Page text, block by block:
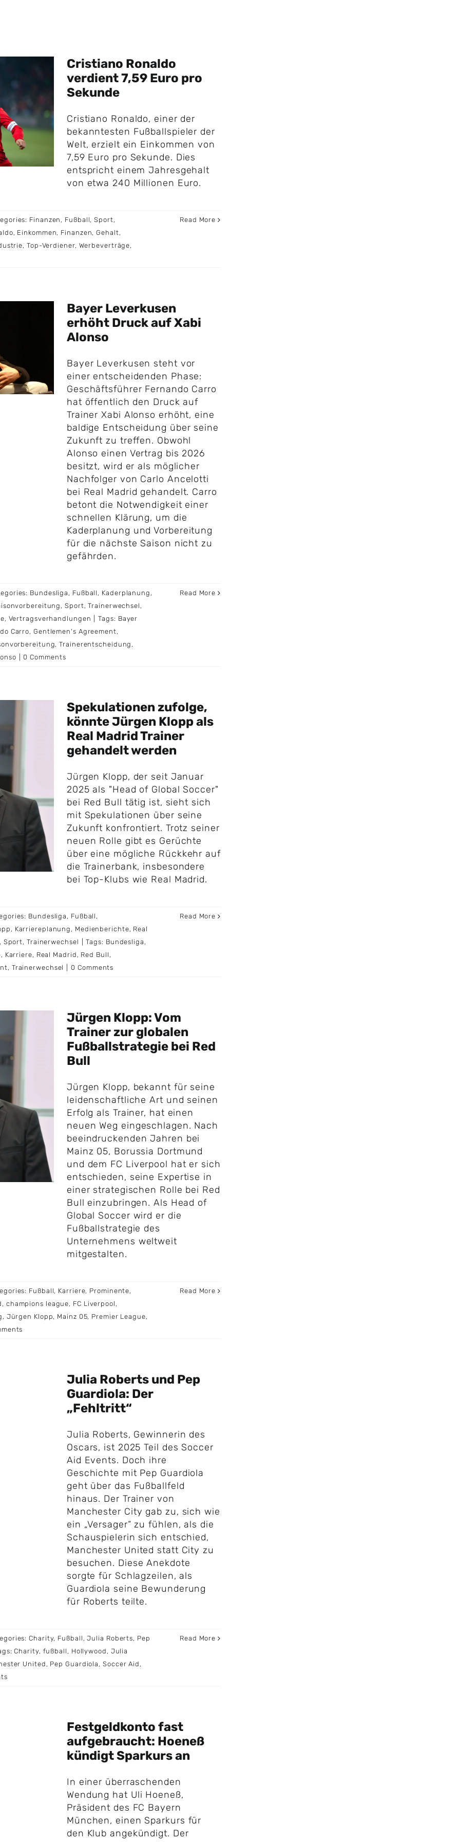
Cristiano Ronaldo
verdient 7,59 Euro pro
Sekunde
Cristiano Ronaldo, einer der
bekanntesten Fußballspieler der
Welt, erzielt ein Einkommen von
7,59 Euro pro Sekunde. Dies
entspricht einem Jahresgehalt
von etwa 240 Millionen Euro.
Finanzen , Fußball,Sport,
, Einkommen, Finanzen,Gehalt,
, Top-Verdiener, Werbeverträge,
Read More
Bayer Leverkusen
erhöht Druck auf Xabi
Alonso
Bayer Leverkusen steht vor
einer entscheidenden Phase:
Geschäftsführer Fernando Carro
hat öffentlich den Druck auf
Trainer Xabi Alonso erhöht, eine
baldige Entscheidung über seine
Zukunft zu treffen. Obwohl
Alonso einen Vertrag bis 2026
besitzt, wird er als möglicher
Nachfolger von Carlo Ancelotti
bei Real Madrid gehandelt. Carro
betont die Notwendigkeit einer
schnellen Klärung, um die
Kaderplanung und Vorbereitung
für die nächste Saison nicht zu
gefährden.
Bundesliga , Fußball , Kaderplanung ,
,Sport,Trainerwechsel ,
, Vertragsverhandlungen Tags: Bayer
Carro, Gentlemen's Agreement,
,Trainerentscheidung ,
0 Comments
Read More
Spekulationen zufolge,
könnte Jürgen Klopp als
Real Madrid Trainer
gehandelt werden
Jürgen Klopp, der seit Januar
2025 als "Head of Global Soccer"
bei Red Bull tätig ist, sieht sich
mit Spekulationen über seine
Zukunft konfrontiert. Trotz seiner
neuen Rolle gibt es Gerüchte
über eine mögliche Rückkehr auf
die Trainerbank, insbesondere
bei Top-Klubs wie Real Madrid.
Bundesliga , Fußball ,
, Karriereplanung , Medienberichte, Real
, Sport, Trainerwechsel Tags: Bundesliga ,
, Karriere, Real Madrid , Red Bull ,
, Trainerwechsel 0 Comments
Read More
Jürgen Klopp: Vom
Trainer zur globalen
Fußballstrategie bei Red
Bull
Jürgen Klopp, bekannt für seine
leidenschaftliche Art und seinen
Erfolg als Trainer, hat einen
neuen Weg eingeschlagen. Nach
beeindruckenden Jahren bei
Mainz 05, Borussia Dortmund
und dem FC Liverpool hat er sich
entschieden, seine Expertise in
einer strategischen Rolle bei Red
Bull einzubringen. Als Head of
Global Soccer wird er die
Fußballstrategie des
Unternehmens weltweit
mitgestalten.
Fußball, Karriere, Prominente,
, champions league, FC Liverpool ,
, Jürgen Klopp, Mainz 05, Premier League,
Read More
Julia Roberts und Pep
Guardiola: Der
„Fehltritt“
Julia Roberts, Gewinnerin des
Oscars, ist 2025 Teil des Soccer
Aid Events. Doch ihre
Geschichte mit Pep Guardiola
geht über das Fußballfeld
hinaus. Der Trainer von
Manchester City gab zu, sich wie
ein „Versager“ zu fühlen, als die
Schauspielerin sich entschied,
Manchester United statt City zu
besuchen. Diese Anekdote
sorgte für Schlagzeilen, als
Guardiola seine Bewunderung
für Roberts teilte.
Charity, Fußball ,Julia Roberts, Pep
Charity, fußball , Hollywood , Julia
United , Pep Guardiola , Soccer Aid ,
Read More
Festgeldkonto fast
aufgebraucht: Hoeneß
kündigt Sparkurs an
In einer überraschenden
Wendung hat Uli Hoeneß,
Präsident des FC Bayern
München, einen Sparkurs für
den Klub angekündigt. Der